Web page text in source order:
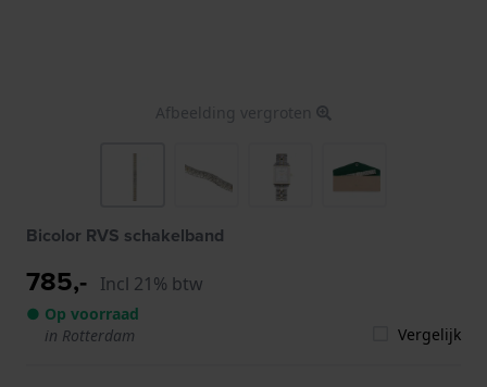
Afbeelding vergroten
Bicolor RVS schakelband
785,- Incl 21% btw
● Op voorraad
in Rotterdam
Vergelijk